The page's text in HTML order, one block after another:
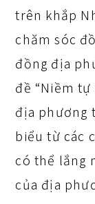
trên khắp
chăm sóc
đồng địa
đề “Niềm
địa phương
biểu từ các
có thể lắng
của địa